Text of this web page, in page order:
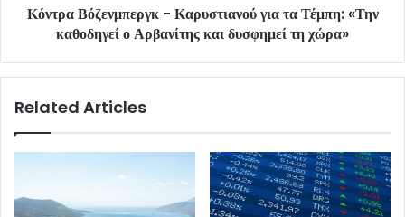
Κόντρα Βόζενμπεργκ - Καρυστιανού για τα Τέμπη: «Την
καθοδηγεί ο Αρβανίτης και δυσφημεί τη χώρα»
Related Articles